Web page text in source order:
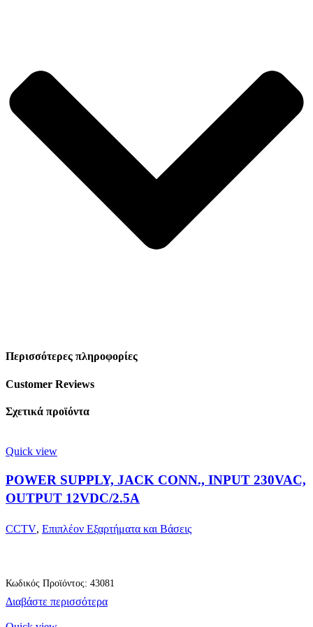
Περισσότερες πληροφορίες
Customer Reviews
Σχετικά προϊόντα
Quick view
POWER SUPPLY, JACK CONN., INPUT 230VAC,
OUTPUT 12VDC/2.5A
CCTV, Επιπλέον Εξαρτήματα και Βάσεις
Διαβάστε περισσότερα
Κωδικός Προϊόντος: 43081